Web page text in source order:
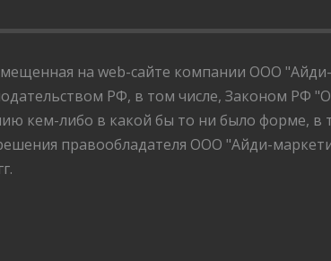
на web-сайте компании ООО
РФ, в том числе, Законом РФ
кем-либо в какой бы то ни было форме,
правообладателя ООО "Айди-